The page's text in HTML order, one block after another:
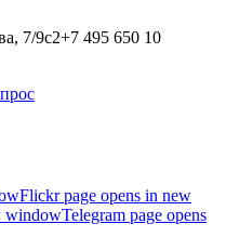
7/9с2+7 495 650 10
Flickr page opens in new
windowTelegram page opens